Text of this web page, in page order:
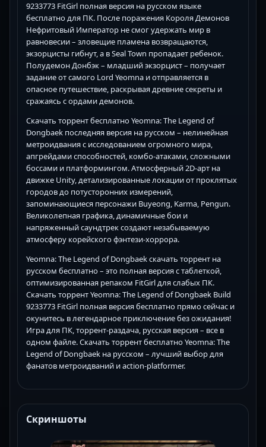
9233773 FitGirl полная версия на русском языке
бесплатно для ПК. После поражения Короля Демонов
Нефритовый Император не смог удержать мир в
равновесии – зловещие пламена возвращаются,
экзорцисты гибнут, а в Seal Town пропадает ребенок.
Полудемон Донбэк – младший экзорцист – получает
задание от самого Lord Yeomna и отправляется в
опасное путешествие, раскрывая древние секреты и
сражаясь с ордами демонов.
Скачать торрент бесплатно Yeomna: The Legend of
Dongbaek последняя версия на русском – нелинейная
метроидвания с исследованием огромного мира,
апгрейдами способностей, комбо-атаками, сложными
боссами и платформингом. Атмосферный 2D-арт на
движке Unity, детализированные локации от проклятых
городов до потусторонних измерений,
запоминающиеся персонажи Buyeong, Karma, Pengun.
Великолепная графика, динамичные бои и
напряженный саундтрек создают незабываемую
атмосферу корейского фэнтези-хоррора.
Yeomna: The Legend of Dongbaek скачать торрент на
русском бесплатно – это полная версия с таблеткой,
оптимизированная репаком FitGirl для слабых ПК.
Скачать торрент Yeomna: The Legend of Dongbaek Build
9233773 FitGirl полная версия бесплатно прямо сейчас и
окунитесь в легендарное приключение без ожидания!
Игра для ПК, торрент-раздача, русская версия – все в
одном файле. Скачать торрент бесплатно Yeomna: The
Legend of Dongbaek на русском – лучший выбор для
фанатов метроидваний и action-platformer.
Скриншоты